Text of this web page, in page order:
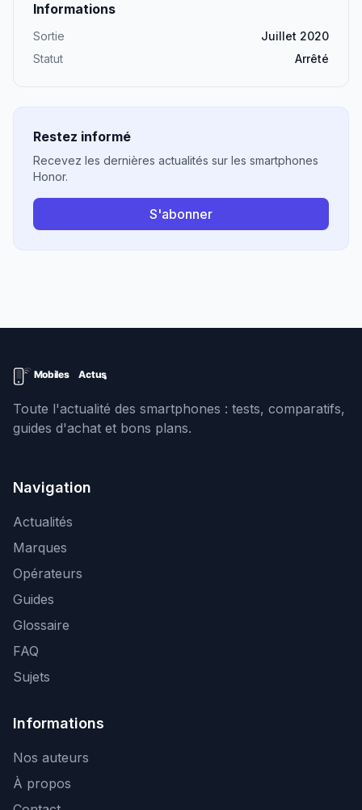
Informations
Sortie
Juillet 2020
Statut
Arrêté
Restez informé
Recevez les dernières actualités sur les smartphones
Honor.
S'abonner
Toute l'actualité des smartphones : tests, comparatifs,
guides d'achat et bons plans.
Navigation
Actualités
Marques
Opérateurs
Guides
Glossaire
FAQ
Sujets
Informations
Nos auteurs
À propos